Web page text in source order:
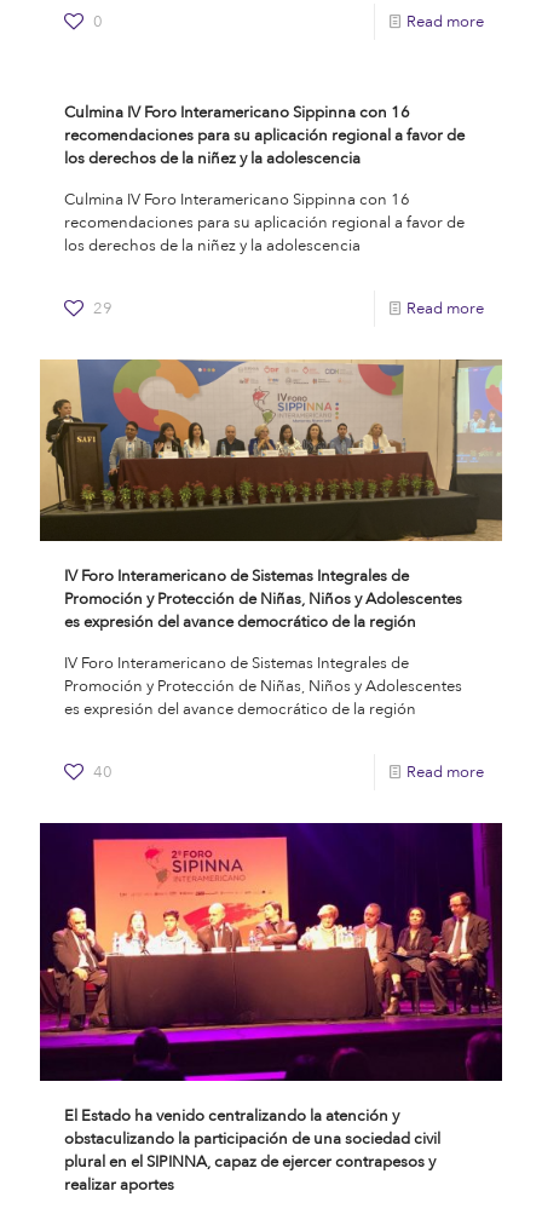
0 Read more
Culmina IV Foro Interamericano Sippinna con 16
recomendaciones para su aplicación regional a favor de
los derechos de la niñez y la adolescencia
Culmina IV Foro Interamericano Sippinna con 16
recomendaciones para su aplicación regional a favor de
los derechos de la niñez y la adolescencia
29 Read more
IV Foro Interamericano de Sistemas Integrales de
Promoción y Protección de Niñas, Niños y Adolescentes
es expresión del avance democrático de la región
IV Foro Interamericano de Sistemas Integrales de
Promoción y Protección de Niñas, Niños y Adolescentes
es expresión del avance democrático de la región
40 Read more
El Estado ha venido centralizando la atención y
obstaculizando la participación de una sociedad civil
plural en el SIPINNA, capaz de ejercer contrapesos y
realizar aportes